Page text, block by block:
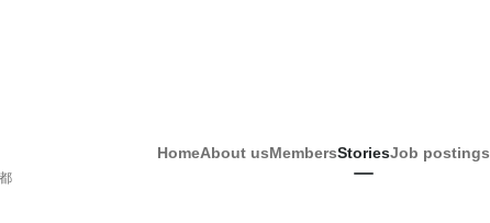
HomeAbout usMembersStoriesJob postings